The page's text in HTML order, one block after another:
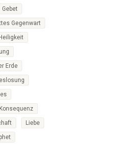
Gebet
Gegenwart
Heiligkeit
Erde
Konsequenz
Liebe